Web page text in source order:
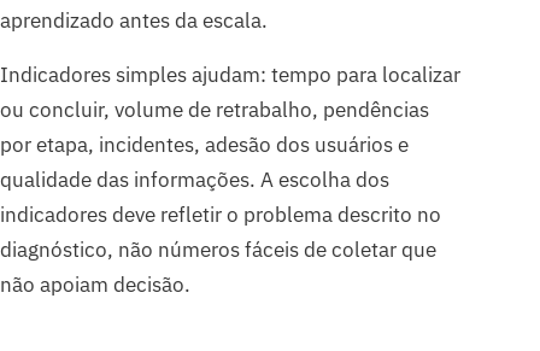
aprendizado antes da escala.
Indicadores simples ajudam: tempo para localizar
ou concluir, volume de retrabalho, pendências
por etapa, incidentes, adesão dos usuários e
qualidade das informações. A escolha dos
indicadores deve refletir o problema descrito no
diagnóstico, não números fáceis de coletar que
não apoiam decisão.